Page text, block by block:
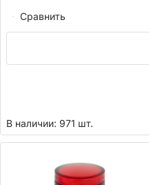
Сравнить
В наличии: 971 шт.